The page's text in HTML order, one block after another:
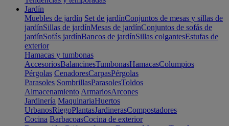
Jardín
Muebles de jardín Set de jardínConjuntos de mesas y sillas de
jardínSillas de jardínMesas de jardínConjuntos de sofás de
jardínSofás jardínBancos de jardínSillas colgantesEstufas de
exterior
Hamacas y tumbonas
AccesoriosBalancinesTumbonasHamacasColumpios
Pérgolas CenadoresCarpasPérgolas
Parasoles SombrillasParasolesToldos
Almacenamiento ArmariosArcones
Jardinería MaquinariaHuertos
UrbanosRiegoPlantasJardinerasCompostadores
Cocina BarbacoasCocina de exterior